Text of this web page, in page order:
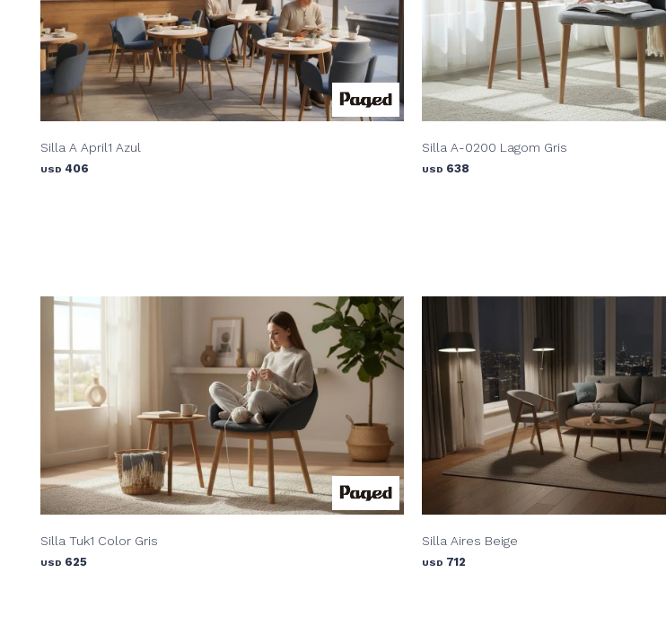
Silla A April1 Azul
USD 406
Silla A-0200 Lagom Gris
USD 638
Silla Tuk1 Color Gris
USD 625
Silla Aires Beige
USD 712